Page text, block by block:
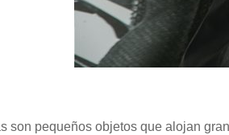
son pequeños objetos que alojan